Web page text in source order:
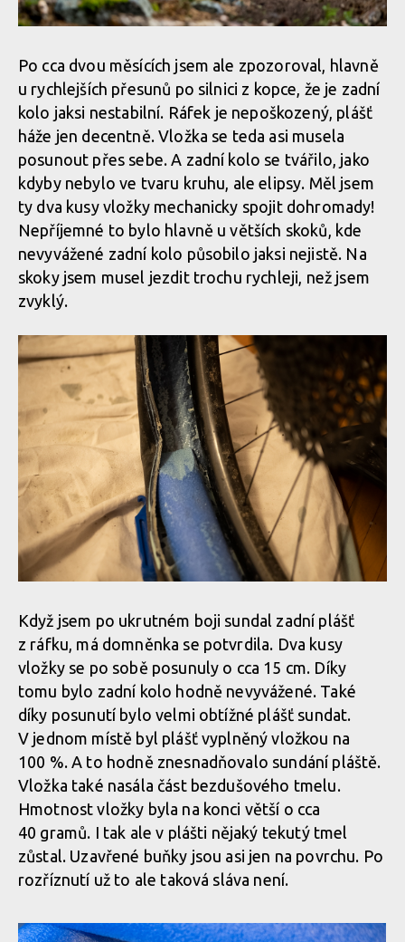
Po cca dvou měsících jsem ale zpozoroval, hlavně
u rychlejších přesunů po silnici z kopce, že je zadní
kolo jaksi nestabilní. Ráfek je nepoškozený, plášť
háže jen decentně. Vložka se teda asi musela
posunout přes sebe. A zadní kolo se tvářilo, jako
kdyby nebylo ve tvaru kruhu, ale elipsy. Měl jsem
ty dva kusy vložky mechanicky spojit dohromady!
Nepříjemné to bylo hlavně u větších skoků, kde
nevyvážené zadní kolo působilo jaksi nejistě. Na
skoky jsem musel jezdit trochu rychleji, než jsem
zvyklý.
Když jsem po ukrutném boji sundal zadní plášť
z ráfku, má domněnka se potvrdila. Dva kusy
vložky se po sobě posunuly o cca 15 cm. Díky
tomu bylo zadní kolo hodně nevyvážené. Také
díky posunutí bylo velmi obtížné plášť sundat.
V jednom místě byl plášť vyplněný vložkou na
100 %. A to hodně znesnadňovalo sundání pláště.
Vložka také nasála část bezdušového tmelu.
Hmotnost vložky byla na konci větší o cca
40 gramů. I tak ale v plášti nějaký tekutý tmel
zůstal. Uzavřené buňky jsou asi jen na povrchu. Po
rozříznutí už to ale taková sláva není.